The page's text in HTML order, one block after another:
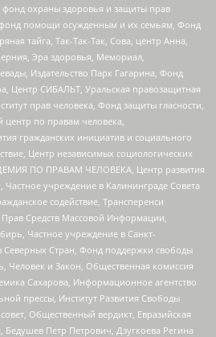
фонд охраны здоровья и защиты прав
фонд помощи осужденным и их семьям, Фонд
тайга, Так-Так-Так, Сова, центр Анна,
Эра здоровья, Мемориал,
Издательство Парк Гагарина, Фонд
Центр СИБАЛЬТ, Уральская правозащитная
прав человека, Фонд защиты гласности,
центр по правам человека,
гражданских инициатив и социального
Центр независимых социологических
ПО ПРАВАМ ЧЕЛОВЕКА, Центр развития
учреждение в Калининграде Совета
содействие, Трансперенси
Средств Массовой Информации,
Частное учреждение в Санкт-
Северных Стран, Фонд поддержки свободы
Человек и Закон, Общественная комиссия
Сахарова, Информационное агентство
прессы, Институт Развития Свободы
Общественный вердикт, Евразийская
Петр Петрович, Дзугкоева Регина